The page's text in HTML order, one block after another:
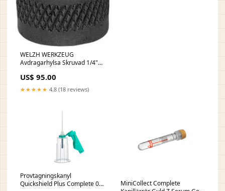
WELZH WERKZEUG
Avdragarhylsa Skruvad 1/4"
US$ 95.00
★★★★★ 4.8 (18 reviews)
Provtagningskanyl
Quickshield Plus Complete 0,7
MiniCollect Complete